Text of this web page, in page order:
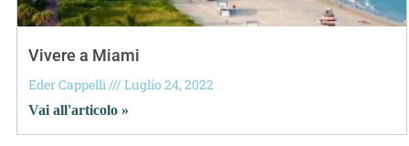
Vivere a Miami
Eder Cappelli Luglio 24, 2022
Vai all'articolo »